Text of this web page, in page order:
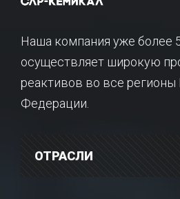
Наша компания уже более
осуществляет широкую
реактивов во все
Федерации.
ОТРАСЛИ